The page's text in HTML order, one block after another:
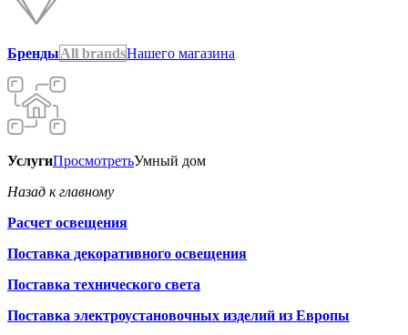
БрендыAll brandsНашего магазина
УслугиПросмотретьУмный дом
Назад к главному
Расчет освещения
Поставка декоративного освещения
Поставка технического света
Поставка электроустановочных изделий из Европы